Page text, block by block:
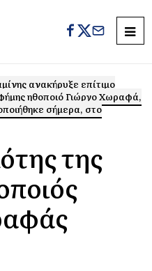
ανακήρυξε επίτιμο
ηθοποιό Γιώργο Χωραφά,
σήμερα, στο
της